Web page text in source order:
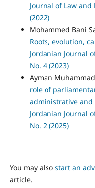
Journal of Law and
(2022)
Mohammed Bani
Roots, evolution,
Jordanian Journal
No. 4 (2023)
Ayman
role of
administrative and
Jordanian Journal
No. 2 (2025)
You may also start an
article.